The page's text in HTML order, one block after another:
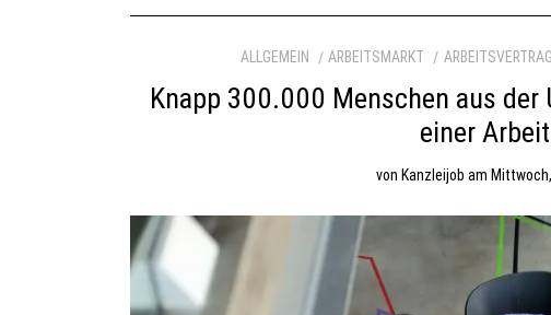
ALLGEMEIN ARBEITSMARKT ARBEITSVERTRAG
Knapp 300.000 Menschen aus der
einer
von Kanzleijob am